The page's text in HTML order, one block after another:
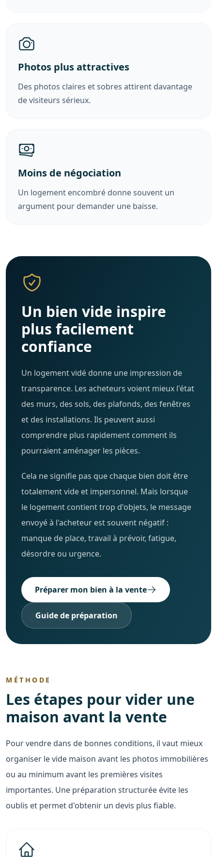
Photos plus attractives
Des photos claires et sobres attirent davantage
de visiteurs sérieux.
Moins de négociation
Un logement encombré donne souvent un
argument pour demander une baisse.
Un bien vide inspire
plus facilement
confiance
Un logement vidé donne une impression de
transparence. Les acheteurs voient mieux l'état
des murs, des sols, des plafonds, des fenêtres
et des installations. Ils peuvent aussi
comprendre plus rapidement comment ils
pourraient aménager les pièces.
Cela ne signifie pas que chaque bien doit être
totalement vide et impersonnel. Mais lorsque
le logement contient trop d'objets, le message
envoyé à l'acheteur est souvent négatif :
manque de place, travail à prévoir, fatigue,
désordre ou urgence.
Préparer mon bien à la vente
Guide de préparation
MÉTHODE
Les étapes pour vider une
maison avant la vente
Pour vendre dans de bonnes conditions, il vaut mieux
organiser le vide maison avant les photos immobilières
ou au minimum avant les premières visites
importantes. Une préparation structurée évite les
oublis et permet d'obtenir un devis plus fiable.